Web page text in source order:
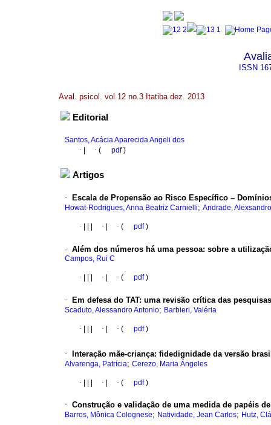
ISSN
Aval. psicol. vol.12 no.3 Itatiba dez. 2013
Editorial
Santos, Acácia Aparecida Angeli dos
·
· ( pdf)
Artigos
· Escala de Propensão ao Risco Específico –
Howat-Rodrigues, Anna Beatriz Carnielli; Andrade,
· · · ( pdf)
· Além dos números há uma pessoa: sobre a
Campos, Rui C
· · · ( pdf)
· Em defesa do TAT: uma revisão crítica das
Scaduto, Alessandro Antonio; Barbieri, Valéria
· · · ( pdf)
· Interação mãe-criança: fidedignidade da versão
Alvarenga, Patrícia; Cerezo, Maria Ángeles
· | | | · | · ( pdf)
· Construção e validação de uma medida de papéis
Barros, Mônica Colognese; Natividade, Jean Carlos; Hutz,